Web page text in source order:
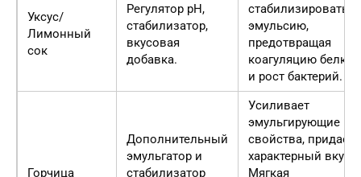
Уксус/
Лимонный
сок
Регулятор pH,
стабилизатор,
вкусовая
добавка.
стабилизировать
эмульсию,
предотвращая
коагуляцию белка
и рост бактерий.
Горчица
Дополнительный
эмульгатор и
стабилизатор
Усиливает
эмульгирующие
свойства, придает
характерный вкус.
Мягкая